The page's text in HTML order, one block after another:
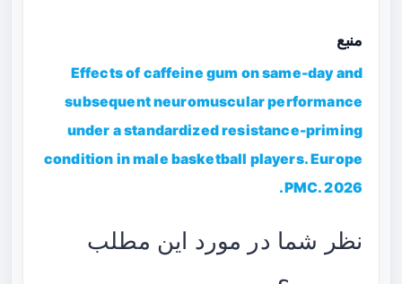
منبع
Effects of caffeine gum on same-day and
subsequent neuromuscular performance
under a standardized resistance-priming
condition in male basketball players. Europe
PMC. 2026.
نظر شما در مورد این مطلب